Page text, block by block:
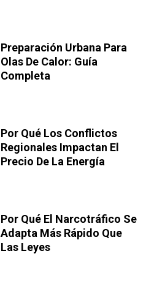
Preparación Urbana Para
Olas De Calor: Guía
Completa
Por Qué Los Conflictos
Regionales Impactan El
Precio De La Energía
Por Qué El Narcotráfico Se
Adapta Más Rápido Que
Las Leyes